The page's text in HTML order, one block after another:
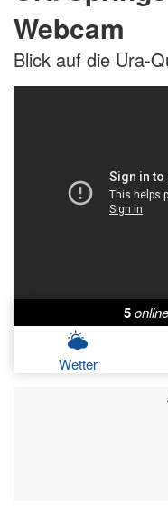
Webcam
Blick auf die Ura-
5online
Wetter